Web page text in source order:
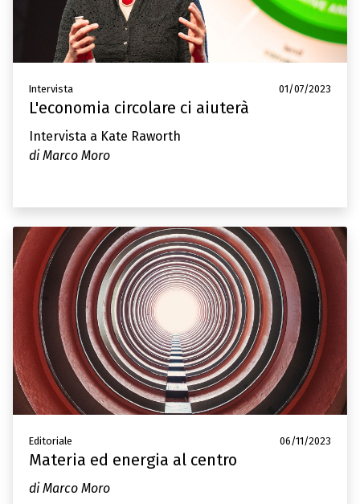
Intervista 01/07/2023
L'economia circolare ci aiuterà
Intervista a Kate Raworth
di Marco Moro
Editoriale 06/11/2023
Materia ed energia al centro
di Marco Moro